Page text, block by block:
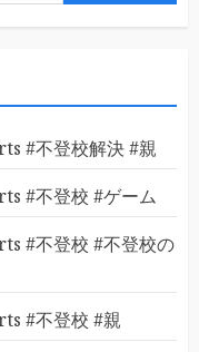
#不登校解決 #親
#不登校 #ゲーム
#不登校 #不登校の
#不登校 #親